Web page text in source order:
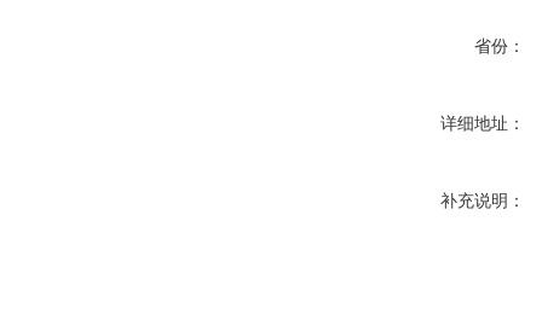
省份：
详细地址：
补充说明：